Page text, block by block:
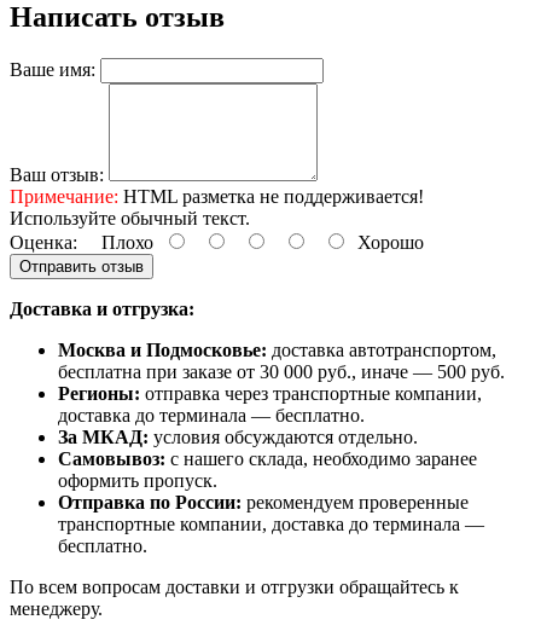
Написать отзыв
Ваше имя:
Ваш отзыв:
Примечание: HTML разметка не поддерживается!
Используйте обычный текст.
Оценка: Плохо Хорошо
Отправить отзыв
Доставка и отгрузка:
Москва и Подмосковье: доставка автотранспортом,
бесплатна при заказе от 30 000 руб., иначе — 500 руб.
Регионы: отправка через транспортные компании,
доставка до терминала — бесплатно.
За МКАД: условия обсуждаются отдельно.
Самовывоз: с нашего склада, необходимо заранее
оформить пропуск.
Отправка по России: рекомендуем проверенные
транспортные компании, доставка до терминала —
бесплатно.
По всем вопросам доставки и отгрузки обращайтесь к
менеджеру.